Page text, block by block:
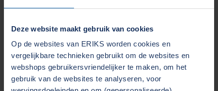
Deze website maakt gebruik van cookies
Op de websites van ERIKS worden cookies en
vergelijkbare technieken gebruikt om de websites en
webshops gebruikersvriendelijker te maken, om het
gebruik van de websites te analyseren, voor
Voedsel en dranken
Materiaaltechnologie